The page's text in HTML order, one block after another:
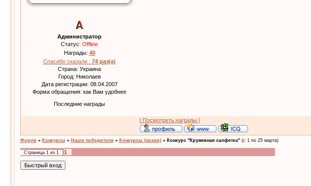
Администратор
Статус: Offline
Награды: 40
Спасибо сказали : 74 раз(а)
Страна: Украина
Город: Николаев
Дата регистрации: 08.04.2007
Форма обращения: как Вам удобнее
Последние награды
[ Посмотреть награды ]
Форум » Конкурсы » Наши победители » Конкурсы (архив) » Конкурс "Кружевная салфетка" (с 1 по 25 марта)
Страница 1из 1
1